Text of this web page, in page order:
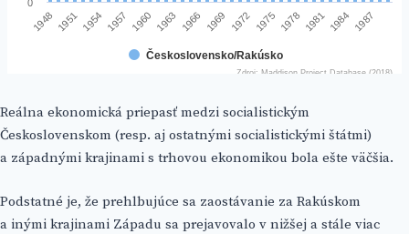
Reálna ekonomická priepasť medzi socialistickým
Československom (resp. aj ostatnými socialistickými štátmi)
a západnými krajinami s trhovou ekonomikou bola ešte väčšia.
Podstatné je, že prehlbujúce sa zaostávanie za Rakúskom
a inými krajinami Západu sa prejavovalo v nižšej a stále viac